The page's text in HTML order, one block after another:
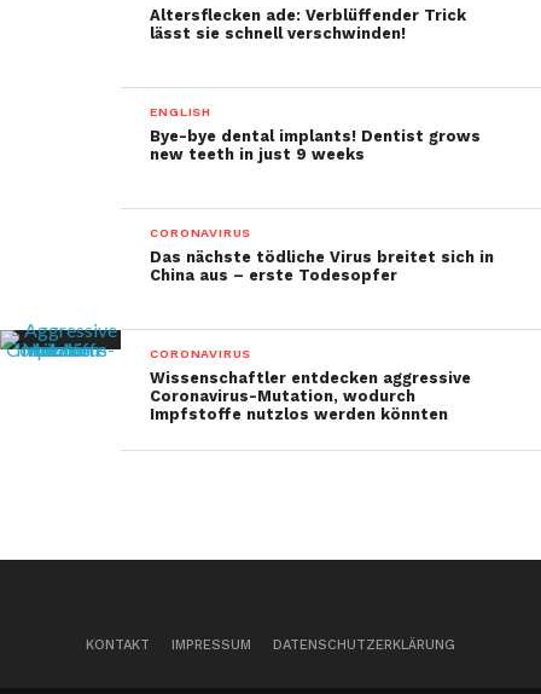
Altersflecken ade: Verblüffender Trick
lässt sie schnell verschwinden!
ENGLISH
Bye-bye dental implants! Dentist grows
new teeth in just 9 weeks
CORONAVIRUS
Das nächste tödliche Virus breitet sich in
China aus – erste Todesopfer
CORONAVIRUS
Wissenschaftler entdecken aggressive
Coronavirus-Mutation, wodurch
Impfstoffe nutzlos werden könnten
KONTAKT IMPRESSUM DATENSCHUTZERKLÄRUNG